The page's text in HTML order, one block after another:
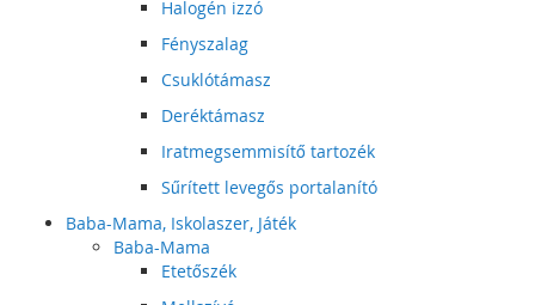
Halogén izzó
Fényszalag
Csuklótámasz
Deréktámasz
Iratmegsemmisítő tartozék
Sűrített levegős portalanító
Baba-Mama, Iskolaszer, Játék
Baba-Mama
Etetőszék